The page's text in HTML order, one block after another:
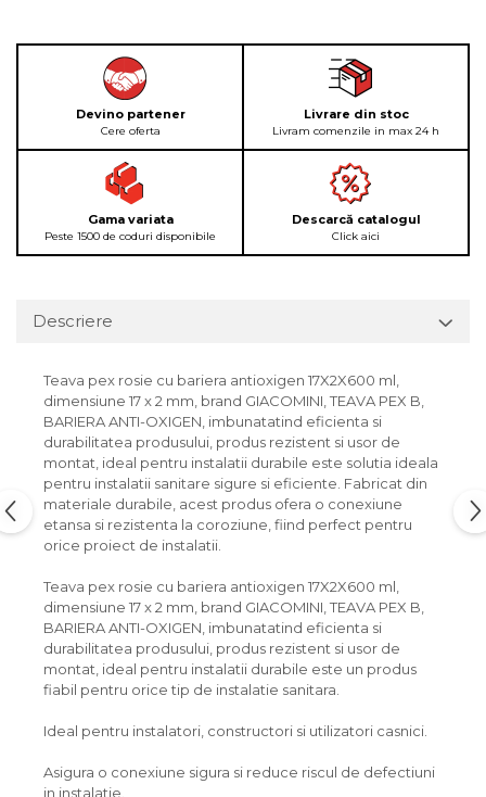
Devino partener
Cere oferta
Livrare din stoc
Livram comenzile in max 24 h
Gama variata
Peste 1500 de coduri disponibile
Descarcă catalogul
Click aici
Descriere
Teava pex rosie cu bariera antioxigen 17X2X600 ml,
dimensiune 17 x 2 mm, brand GIACOMINI, TEAVA PEX B,
BARIERA ANTI-OXIGEN, imbunatatind eficienta si
durabilitatea produsului, produs rezistent si usor de
montat, ideal pentru instalatii durabile este solutia ideala
pentru instalatii sanitare sigure si eficiente. Fabricat din
materiale durabile, acest produs ofera o conexiune
etansa si rezistenta la coroziune, fiind perfect pentru
orice proiect de instalatii.
Teava pex rosie cu bariera antioxigen 17X2X600 ml,
dimensiune 17 x 2 mm, brand GIACOMINI, TEAVA PEX B,
BARIERA ANTI-OXIGEN, imbunatatind eficienta si
durabilitatea produsului, produs rezistent si usor de
montat, ideal pentru instalatii durabile este un produs
fiabil pentru orice tip de instalatie sanitara.
Ideal pentru instalatori, constructori si utilizatori casnici.
Asigura o conexiune sigura si reduce riscul de defectiuni
in instalatie.